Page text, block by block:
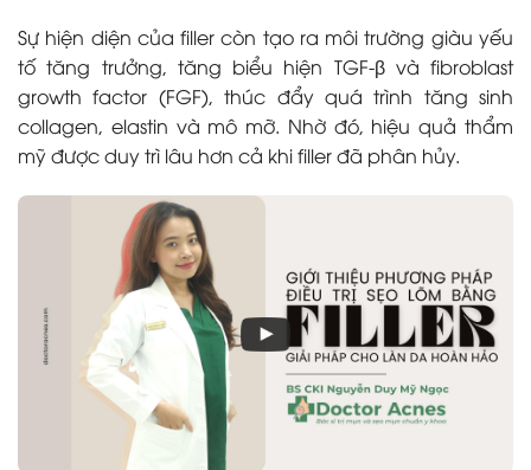
Sự hiện diện của filler còn tạo ra môi trường giàu yếu
tố tăng trưởng, tăng biểu hiện TGF-β và fibroblast
growth factor (FGF), thúc đẩy quá trình tăng sinh
collagen, elastin và mô mỡ. Nhờ đó, hiệu quả thẩm
mỹ được duy trì lâu hơn cả khi filler đã phân hủy.